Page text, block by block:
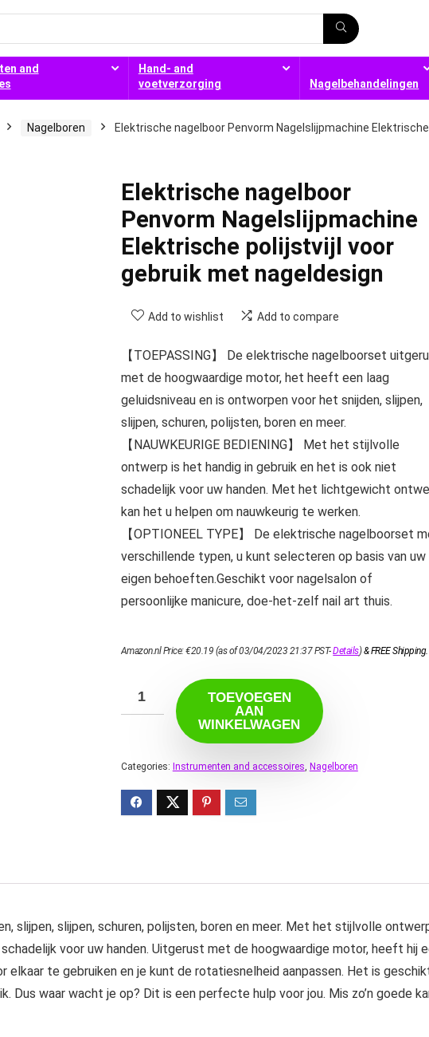
and
Hand- and
voetverzorging
Nagelbehandelingen
Nagelboren
Elektrische nagelboor Penvorm Nagelslijpmachine Elektrische
Elektrische nagelboor
Penvorm Nagelslijpmachine
Elektrische polijstvijl voor
gebruik met nageldesign
Add to wishlist Add to compare
【TOEPASSING】 De elektrische nagelboorset
met de hoogwaardige motor, het heeft een laag
geluidsniveau en is ontworpen voor het snijden, slijpen,
slijpen, schuren, polijsten, boren en meer.
【NAUWKEURIGE BEDIENING】 Met het stijlvolle
ontwerp is het handig in gebruik en het is ook niet
schadelijk voor uw handen. Met het lichtgewicht
kan het u helpen om nauwkeurig te werken.
【OPTIONEEL TYPE】 De elektrische nagelboorset
verschillende typen, u kunt selecteren op basis van uw
eigen behoeften.Geschikt voor nagelsalon of
persoonlijke manicure, doe-het-zelf nail art thuis.
Amazon.nl Price:€20.19 (as of 03/04/2023 21:37 PST-Details)&FREE Shipping.
TOEVOEGEN
AAN
WINKELWAGEN
Categories: Instrumenten and accessoires, Nagelboren
slijpen, slijpen, schuren, polijsten, boren en meer. Met het stijlvolle
voor uw handen. Uitgerust met de hoogwaardige motor, heeft hij
elkaar te gebruiken en je kunt de rotatiesnelheid aanpassen. Het is
Dus waar wacht je op? Dit is een perfecte hulp voor jou. Mis zo’n goede